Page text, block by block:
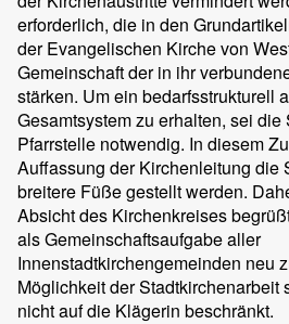
erforderlich, die in den
der Evangelischen Kirche von
Gemeinschaft der in ihr
stärken. Um ein bedarfsstrukturell
Gesamtsystem zu erhalten, sei die
Pfarrstelle notwendig. In diesem
Auffassung der Kirchenleitung die
breitere Füße gestellt werden.
Absicht des Kirchenkreises
als Gemeinschaftsaufgabe aller
Innenstadtkirchengemeinden neu
Möglichkeit der Stadtkirchenarbeit
nicht auf die Klägerin beschränkt.